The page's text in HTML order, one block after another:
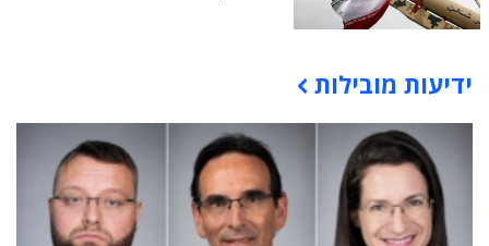
תוכן פרסומי
ידיעות מובילות